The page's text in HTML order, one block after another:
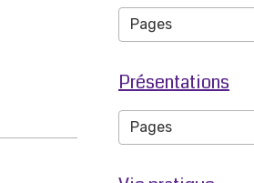
Présentations